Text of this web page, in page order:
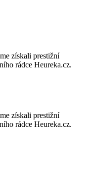
získali prestižní
rádce Heureka.cz.
získali prestižní
rádce Heureka.cz.